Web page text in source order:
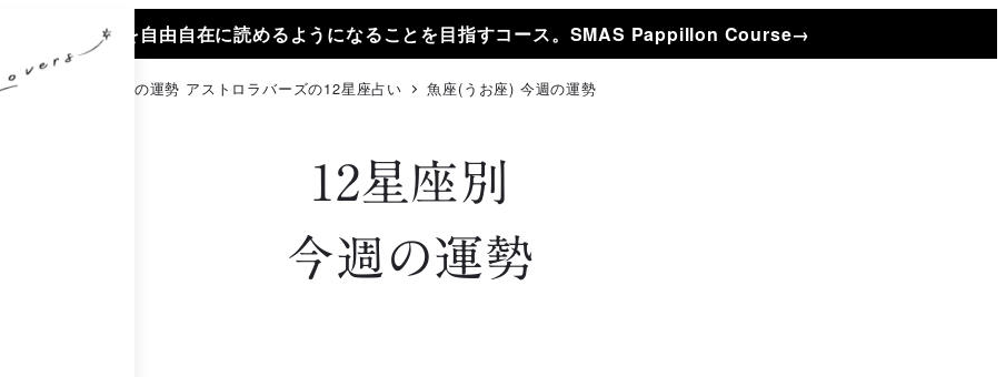
ホロスコープを自由自在に読めるようになることを目指すコース。SMAS Pappillon Course→
TOPページ 今週の運勢 アストロラバーズの12星座占い 魚座(うお座) 今週の運勢
12星座別
今週の運勢